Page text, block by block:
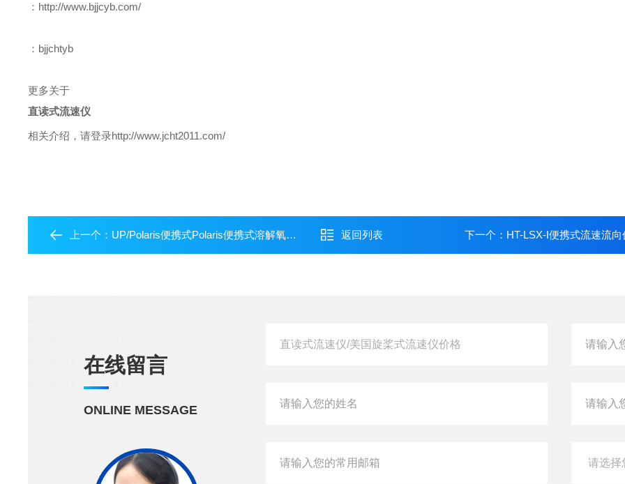
：http://www.bjjcyb.com/
：bjjchtyb
更多关于
直读式流速仪
相关介绍，请登录http://www.jcht2011.com/
上一个： UP/Polaris便携式Polaris便携式溶解氧测定仪/英国partech中国区代理 返回列表 下一个： HT-LSX-I便携式流速流向
在线留言
ONLINE MESSAGE